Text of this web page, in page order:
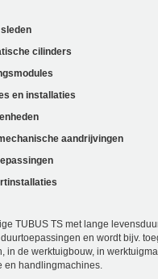
cilinders
en installaties
aandrijvingen
TUBUS TS met lange
en wordt bijv.
in de werktuigbouw, in
en handlingmachines.